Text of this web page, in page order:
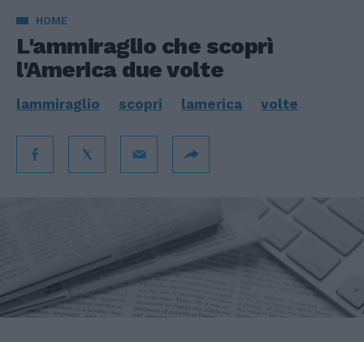
HOME
L'ammiraglio che scoprì
l'America due volte
lammiraglio scopri lamerica volte